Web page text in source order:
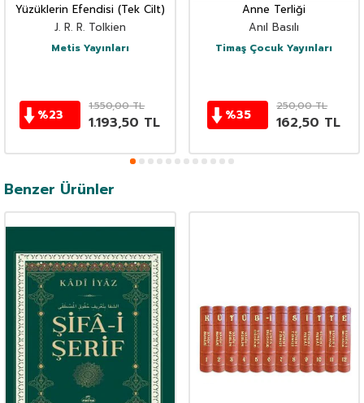
Yüzüklerin Efendisi (Tek Cilt)
J. R. R. Tolkien
Metis Yayınları
%23
1.550,00TL
1.193,50 TL
Anne Terliği
Anıl Basılı
Timaş Çocuk Yayınları
%35
250,00TL
162,50 TL
Benzer Ürünler